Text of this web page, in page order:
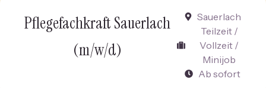
Pflegefachkraft Sauerlach
(m/w/d)
Sauerlach
Teilzeit /
Vollzeit /
Minijob
Ab sofort